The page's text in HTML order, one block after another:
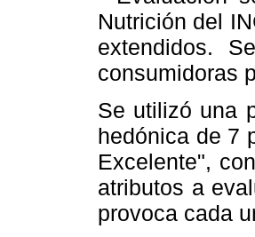
Nutrición del
extendidos.
consumidoras
Se utilizó una
hedónica de 7
Excelente",
atributos a
provoca cada